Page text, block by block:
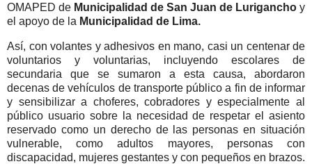
OMAPED de Municipalidad de San Juan de Lurigancho y
el apoyo de la Municipalidad de Lima.
Así, con volantes y adhesivos en mano, casi un centenar de
voluntarios y voluntarias, incluyendo escolares de
secundaria que se sumaron a esta causa, abordaron
decenas de vehículos de transporte público a fin de informar
y sensibilizar a choferes, cobradores y especialmente al
público usuario sobre la necesidad de respetar el asiento
reservado como un derecho de las personas en situación
vulnerable, como adultos mayores, personas con
discapacidad, mujeres gestantes y con pequeños en brazos.